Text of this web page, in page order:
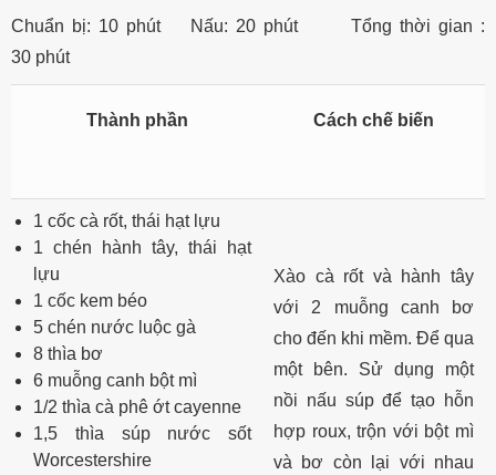
Chuẩn bị: 10 phút Nấu: 20 phút Tổng thời gian :
30 phút
Thành phần Cách chế biến
1 cốc cà rốt, thái hạt lựu
1 chén hành tây, thái hạt
lựu
1 cốc kem béo
5 chén nước luộc gà
8 thìa bơ
6 muỗng canh bột mì
1/2 thìa cà phê ớt cayenne
1,5 thìa súp nước sốt
Worcestershire
Xào cà rốt và hành tây
với 2 muỗng canh bơ
cho đến khi mềm. Để qua
một bên. Sử dụng một
nồi nấu súp để tạo hỗn
hợp roux, trộn với bột mì
và bơ còn lại với nhau